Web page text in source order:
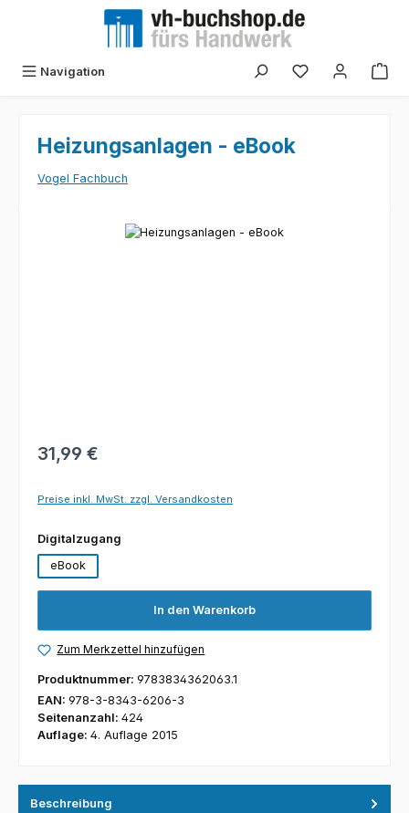
Zum Hauptinhalt springen
Navigation
Heizungsanlagen - eBook
Vogel Fachbuch
Bildergalerie überspringen
31,99 €
Preise inkl. MwSt. zzgl. Versandkosten
Digitalzugang
eBook
In den Warenkorb
Zum Merkzettel hinzufügen
Produktnummer: 9783834362063.1
EAN: 978-3-8343-6206-3
Seitenanzahl: 424
Auflage: 4. Auflage 2015
Beschreibung